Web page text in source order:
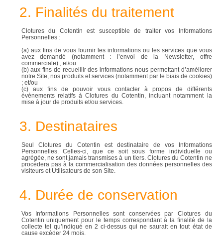
2. Finalités du traitement
Clotures du Cotentin est susceptible de traiter vos Informations
Personnelles :
(a) aux fins de vous fournir les informations ou les services que vous
avez demandé (notamment : l’envoi de la Newsletter, offre
commerciale) ; et/ou
(b) aux fins de recueillir des informations nous permettant d’améliorer
notre Site, nos produits et services (notamment par le biais de cookies)
; et/ou
(c) aux fins de pouvoir vous contacter à propos de différents
évènements relatifs à Clotures du Cotentin, incluant notamment la
mise à jour de produits et/ou services.
3. Destinataires
Seul Clotures du Cotentin est destinataire de vos Informations
Personnelles. Celles-ci, que ce soit sous forme individuelle ou
agrégée, ne sont jamais transmises à un tiers. Clotures du Cotentin ne
procèdera pas à la commercialisation des données personnelles des
visiteurs et Utilisateurs de son Site.
4. Durée de conservation
Vos Informations Personnelles sont conservées par Clotures du
Cotentin uniquement pour le temps correspondant à la finalité de la
collecte tel qu’indiqué en 2 ci-dessus qui ne saurait en tout état de
cause excéder 24 mois.